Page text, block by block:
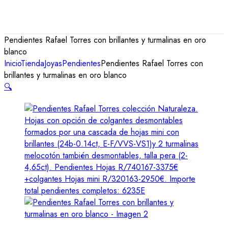
Pendientes Rafael Torres con brillantes y turmalinas en oro
blanco
InicioTiendaJoyasPendientesPendientes Rafael Torres con
brillantes y turmalinas en oro blanco
🔍